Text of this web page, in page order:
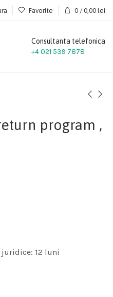
Favorite 0 / 0,00 lei
Consultanta telefonica
+4 021 539 7878
program ,
juridice: 12 luni